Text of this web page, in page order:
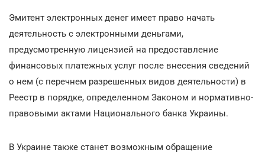
Эмитент электронных денег имеет право начать
деятельность с электронными деньгами,
предусмотренную лицензией на предоставление
финансовых платежных услуг после внесения сведений
о нем (с перечнем разрешенных видов деятельности) в
Реестр в порядке, определенном Законом и нормативно-
правовыми актами Национального банка Украины.
В Украине также станет возможным обращение